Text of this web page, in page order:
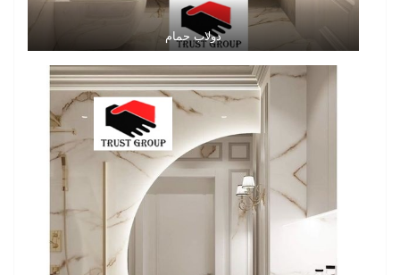
دولاب حمام